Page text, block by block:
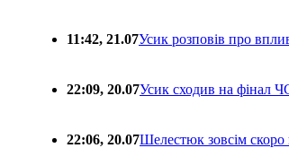
11:42, 21.07Усик розповів про
22:09, 20.07Усик сходив на фінал
22:06, 20.07Шелестюк зовсім скоро